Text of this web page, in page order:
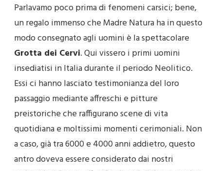
Parlavamo poco prima di fenomeni carsici; bene,
un regalo immenso che Madre Natura ha in questo
modo consegnato agli uomini è la spettacolare
Grotta dei Cervi. Qui vissero i primi uomini
insediatisi in Italia durante il periodo Neolitico.
Essi ci hanno lasciato testimonianza del loro
passaggio mediante affreschi e pitture
preistoriche che raffigurano scene di vita
quotidiana e moltissimi momenti cerimoniali. Non
a caso, già tra 6000 e 4000 anni addietro, questo
antro doveva essere considerato dai nostri